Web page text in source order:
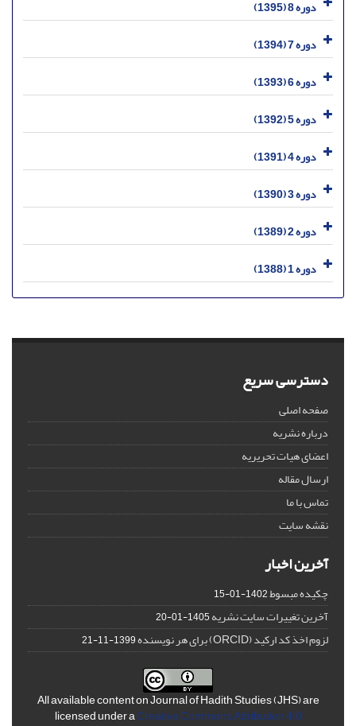
دوره 8 (1395)
دوره 7 (1394)
دوره 6 (1393)
دوره 5 (1392)
دوره 4 (1391)
دوره 3 (1390)
دوره 2 (1389)
دوره 1 (1388)
دسترسی سریع
صفحه اصلی
درباره نشریه
اعضای هیات تحریریه
ارسال مقاله
تماس با ما
نقشه سایت
آخرین اخبار
چکیده مبسوط1402-01-15
آخرین تغییرات سایت نشریه1405-01-20
لزوم اخذ کد ارکید (ORCID) برای هر نویسنده 1399-11-21
All available content on Journal of Hadith Studies (JHS) are
licensed under aCreative Commons Attribution 4.0